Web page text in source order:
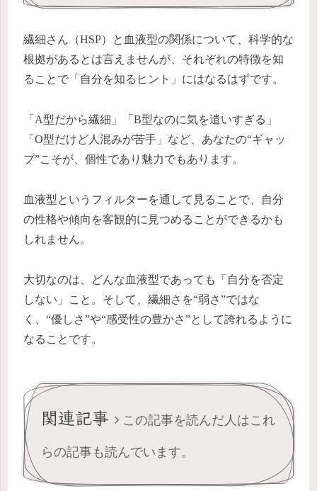
繊細さん（HSP）と血液型の関係について、科学的な
根拠があるとは言えませんが、それぞれの特徴を知
ることで「自分を知るヒント」にはなるはずです。
「A型だから繊細」「B型なのに気を遣いすぎる」
「O型だけど人混みが苦手」など、あなたの“ギャッ
プ”こそが、個性であり魅力でもあります。
血液型というフィルターを通して見ることで、自分
の性格や傾向を客観的に見つめることができるかも
しれません。
大切なのは、どんな血液型であっても「自分を否定
しない」こと。そして、繊細さを“弱さ”ではな
く、“優しさ”や“感受性の豊かさ”として誇れるように
なることです。
関連記事
この記事を読んだ人はこれ
らの記事も読んでいます。